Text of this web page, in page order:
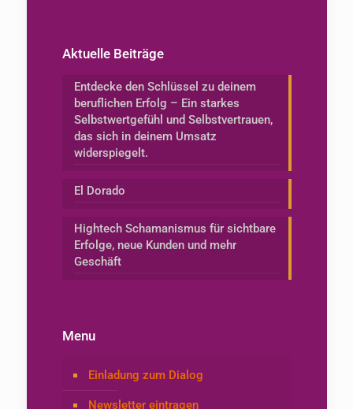
Aktuelle Beiträge
Entdecke den Schlüssel zu deinem
beruflichen Erfolg – Ein starkes
Selbstwertgefühl und Selbstvertrauen,
das sich in deinem Umsatz
widerspiegelt.
El Dorado
Hightech Schamanismus für sichtbare
Erfolge, neue Kunden und mehr
Geschäft
Menu
Einladung zum Dialog
Newsletter eintragen